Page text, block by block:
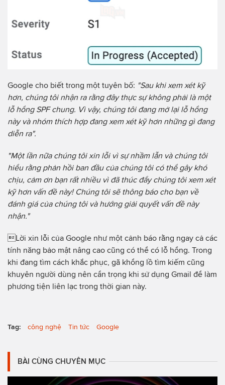
Google cho biết trong một tuyên bố: "Sau khi xem xét kỹ
hơn, chúng tôi nhận ra rằng đây thực sự không phải là một
lỗ hổng SPF chung. Vì vậy, chúng tôi đang mở lại lỗ hổng
này và nhóm thích hợp đang xem xét kỹ hơn những gì đang
diễn ra".
"Một lần nữa chúng tôi xin lỗi vì sự nhầm lẫn và chúng tôi
hiểu rằng phản hồi ban đầu của chúng tôi có thể gây khó
chịu, cảm ơn bạn rất nhiều vì đã thúc đẩy chúng tôi xem xét
kỹ hơn vấn đề này! Chúng tôi sẽ thông báo cho bạn về
đánh giá của chúng tôi và hướng giải quyết vấn đề này
nhận."
Lời xin lỗi của Google như một cảnh báo rằng ngay cả các
tính năng bảo mật nâng cao cũng có thể có lỗ hổng. Trong
khi đang tìm cách khắc phục, gã khổng lồ tìm kiếm cũng
khuyên người dùng nên cẩn trọng khi sử dụng Gmail để làm
phương tiện liên lạc trong thời gian này.
Tag: công nghệ Tin tức Google
BÀI CÙNG CHUYÊN MỤC